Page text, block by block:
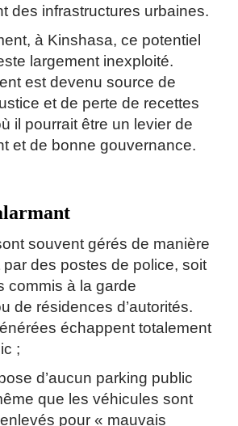
des infrastructures urbaines.
à Kinshasa, ce potentiel
largement inexploité.
est devenu source de
et de perte de recettes
il pourrait être un levier de
et de bonne gouvernance.
souvent gérés de manière
par des postes de police, soit
commis à la garde
de résidences d’autorités.
échappent totalement
;
d’aucun parking public
que les véhicules sont
pour « mauvais